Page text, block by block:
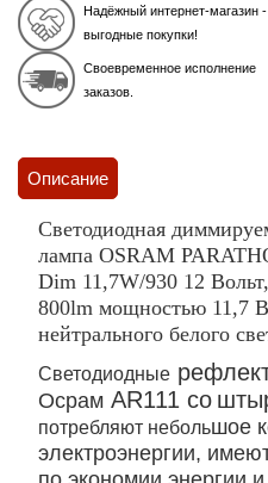
Надёжный интернет-магазин -
выгодные покупки!
Своевременное исполнение
заказов.
Описание
Светодиодная
лампа OSRAM
Dim 11,7W/930 12
800lm мощностью 11,7
нейтрального белого
Светодиодные
Oсрам AR111 со
потребляют небольшое
электроэнергии,